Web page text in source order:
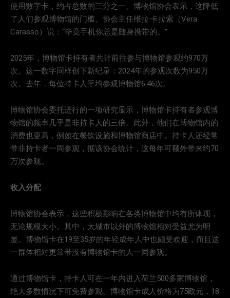
使用数字卡，约占总数的三分之一。博物馆协会表示，这降低
了人们参观博物馆的门槛。协会主任维拉·卡拉索（Vera
Carasso）说：“毕竟手机你总是随身携带的。”
2025年，博物馆卡持有者共计前往参与博物馆参观约970万
次。这一数字同样创下新纪录：2024年的参观次数为950万
次。去年，每位持卡人平均参观博物馆6.46次。
博物馆协会委托进行的一项研究显示，博物馆卡持有者参观博
物馆的频率几乎是非持卡人的三倍。此外，他们在博物馆内的
消费也更高，例如在餐饮设施和博物馆商店中。持卡人还经常
带非持卡者一同参观，据该协会统计，这每年可额外带来约70
万次参观。
收入分配
博物馆协会表示，这些积极影响在各类博物馆中均有所体现，
无论规模大小。其中，大城市以外的博物馆相对受益尤为明
显。博物馆卡在19至35岁的年轻成年人中也颇受欢迎，而且这
一群体相对更常带没有博物馆卡的人一同参观。
通过博物馆卡，持卡人可在一年内进入荷兰500多家博物馆，
绝大多数情况下可免费参观。博物馆卡成人价格为75欧元，18